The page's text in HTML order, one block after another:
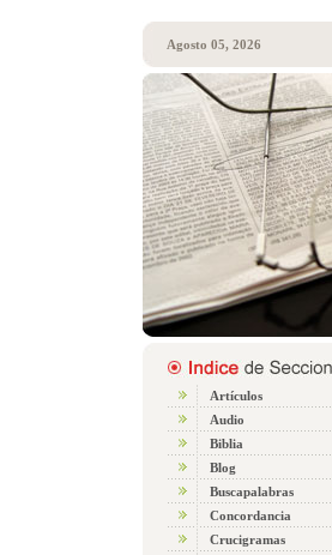
Agosto 05, 2026
Artículos
Audio
Biblia
Blog
Buscapalabras
Concordancia
Crucigramas